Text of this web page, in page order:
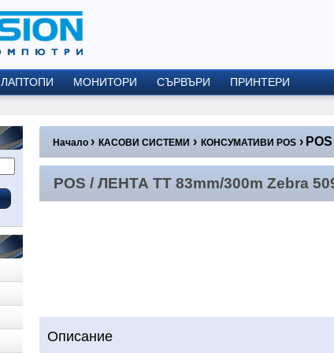
ЛАПТОПИ МОНИТОРИ СЪРВЪРИ ПРИНТЕРИ
Начало › КАСОВИ СИСТЕМИ › КОНСУМАТИВИ POS ›
POS / ЛЕНТА TT 83mm/300m Zebra
Описание